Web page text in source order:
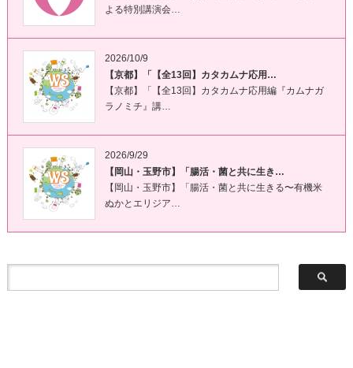
よる特別講演会…
2026/10/9
【京都】「【全13回】カタカムナ応用…
【京都】「【全13回】カタカムナ応用編『カムナガ
ラノミチ』講…
2026/9/29
【岡山・玉野市】「腸活・菌と共に生き…
【岡山・玉野市】「腸活・菌と共に生きる〜有機米
ぬかとエリジア…